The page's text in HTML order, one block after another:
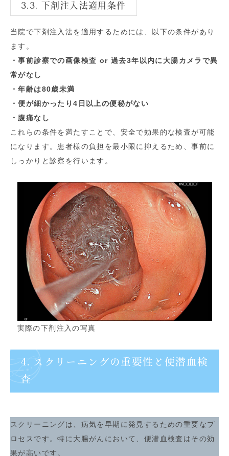
3.3. 下剤注入法適用条件
当院で下剤注入法を適用するためには、以下の条件があり
ます。
・事前診察での画像検査 or 過去3年以内に大腸カメラで異
常がなし
・年齢は80歳未満
・便が細かったり4日以上の便秘がない
・腹痛なし
これらの条件を満たすことで、安全で効果的な検査が可能
になります。患者様の負担を最小限に抑えるため、事前に
しっかりと診察を行います。
実際の下剤注入の写真
4. スクリーニングの重要性と便潜血検
査
スクリーニングは、病気を早期に発見するための重要なプ
ロセスです。特に大腸がんにおいて、便潜血検査はその効
果が高いです。